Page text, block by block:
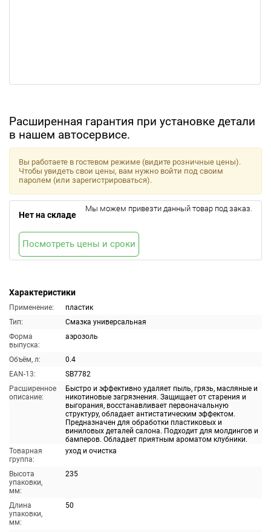
Расширенная гарантия при установке детали
в нашем автосервисе.
Характеристики
Применение:
пластик
Тип:
Смазка универсальная
Форма
выпуска:
аэрозоль
Объём, л:
0.4
EAN-13:
SB7782
Расширенное
описание:
Быстро и эффективно удаляет пыль, грязь, масляные и
никотиновые загрязнения. Защищает от старения и
выгорания, восстанавливает первоначальную
структуру, обладает антистатическим эффектом.
Предназначен для обработки пластиковых и
виниловых деталей салона. Подходит для молдингов и
бамперов. Обладает приятным ароматом клубники.
Товарная
группа:
уход и очистка
Высота
упаковки,
мм:
235
Длина
упаковки,
мм:
50
Вы работаете в гостевом режиме (видите розничные цены).
Чтобы увидеть свои цены, вам нужно войти под своим
паролем (или зарегистрироваться).
Нет на складе
Мы можем привезти данный товар под заказ.
Посмотреть цены и сроки